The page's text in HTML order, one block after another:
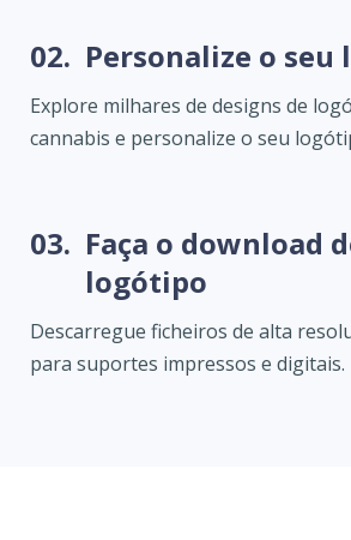
02. Personalize o
Explore milhares de designs de
cannabis e personalize o seu
03. Faça o download
logótipo
Descarregue ficheiros de alta
para suportes impressos e digitais.